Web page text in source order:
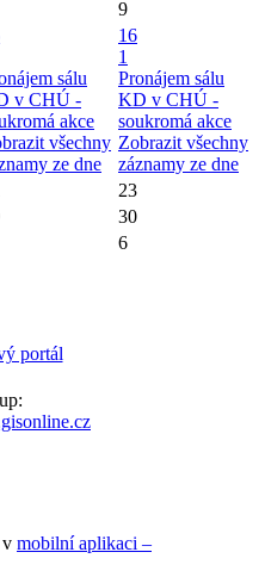
9
sálu
v CHÚ -
akce
všechny
ze dne
16
1
Pronájem sálu
KD v CHÚ -
soukromá akce
Zobrazit všechny
záznamy ze dne
23
30
6
v mobilní aplikaci –